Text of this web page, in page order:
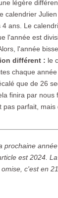
légère
calendrier
ans. Le
l'année est
l'année
différent : le
chaque
que de 26
finira par nous
pas parfait,
prochaine
est 2024.
c'est en